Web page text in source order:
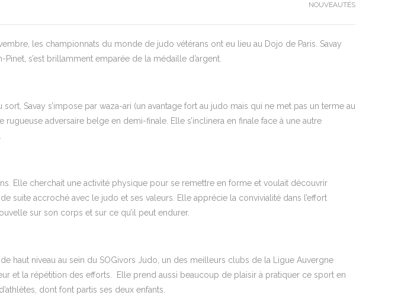
NOUVEAUTÉS
les championnats du monde de judo vétérans ont eu lieu au Dojo de Paris. Savay
s’est brillamment emparée de la médaille d’argent.
Savay s’impose par waza-ari (un avantage fort au judo mais qui ne met pas un terme au
rugueuse adversaire belge en demi-finale. Elle s’inclinera en finale face à une autre
Elle cherchait une activité physique pour se remettre en forme et voulait découvrir
suite accroché avec le judo et ses valeurs. Elle apprécie la convivialité dans l’effort
sur son corps et sur ce qu’il peut endurer.
haut niveau au sein du SOGivors Judo, un des meilleurs clubs de la Ligue Auvergne
et la répétition des efforts. Elle prend aussi beaucoup de plaisir à pratiquer ce sport en
dont font partis ses deux enfants.